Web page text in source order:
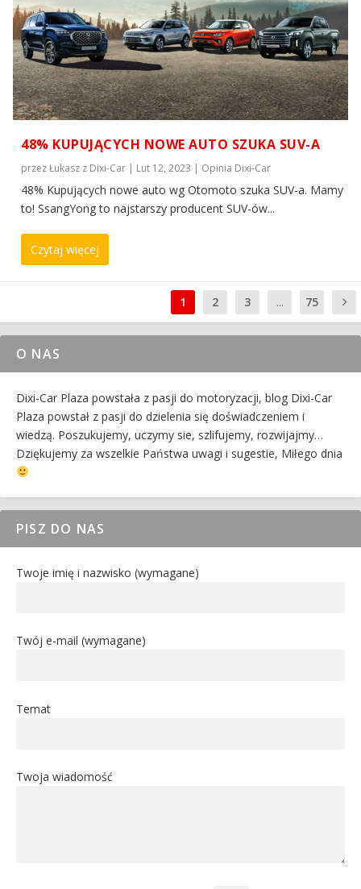
48% KUPUJĄCYCH NOWE AUTO SZUKA SUV-A
przezŁukasz z Dixi-Car | Lut 12, 2023 | Opinia Dixi-Car
48% Kupujących nowe auto wg Otomoto szuka SUV-a. Mamy
to! SsangYong to najstarszy producent SUV-ów...
Czytaj więcej
1 2 3 ... 75
O NAS
Dixi-Car Plaza powstała z pasji do motoryzacji, blog Dixi-Car
Plaza powstał z pasji do dzielenia się doświadczeniem i
wiedzą. Poszukujemy, uczymy sie, szlifujemy, rozwijajmy…
Dziękujemy za wszelkie Państwa uwagi i sugestie, Miłego dnia
PISZ DO NAS
Twoje imię i nazwisko (wymagane)
Twój e-mail (wymagane)
Temat
Twoja wiadomość